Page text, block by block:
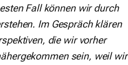
Fall können wir durch
Im Gespräch klären
die wir vorher
sein, weil wir